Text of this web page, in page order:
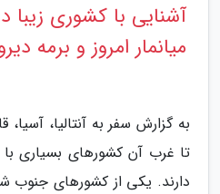
آشنایی با کشوری زیبا
میانمار امروز و برمه
به گزارش سفر به آنتالیا، آسیا،
تا غرب آن کشورهای بسیاری
دارند. یکی از کشورهای جنوب